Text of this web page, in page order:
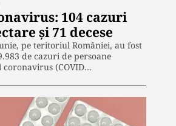
104 cazuri
și 71 decese
pe teritoriul României, au fost
de cazuri de persoane
coronavirus (COVID…